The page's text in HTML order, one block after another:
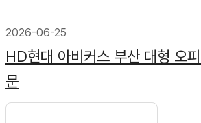
2026-06-25
HD현대 아비커스 부산 대형 오
문